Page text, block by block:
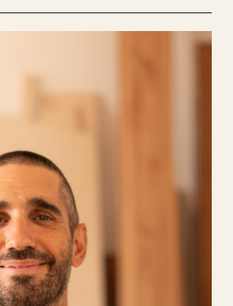
Tiago Caldeira
fundador da Oficina33,
Ricardo do Espírito
especializando-se em
Após estágios em várias
se em Loulé. No Design
desenvolver a técnica de
em madeira, criando peças de
de linhas minimalistas que
e inovação. Valoriza a